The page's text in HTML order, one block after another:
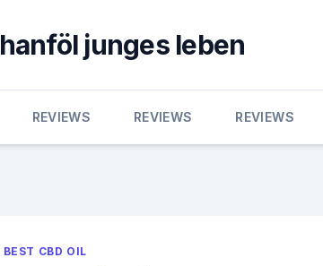
hanföl junges leben
REVIEWS REVIEWS REVIEWS
BEST CBD OIL